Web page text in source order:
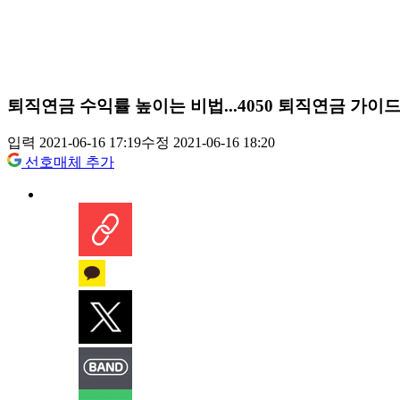
퇴직연금 수익률 높이는 비법...4050 퇴직연금 가이
입력 2021-06-16 17:19수정 2021-06-16 18:20
선호매체 추가